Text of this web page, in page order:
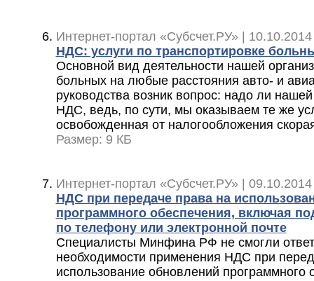
Интернет-портал «Субсчет.РУ» |
НДС: услуги по транспортировке
Основной вид деятельности нашей
больных на любые расстояния авто- и
руководства возник вопрос: надо ли
НДС, ведь, по сути, мы оказываем те же
освобожденная от налогообложения
Размер: 9 КБ
Интернет-портал «Субсчет.РУ» |
НДС при передаче права на
программного обеспечения, включая
по телефону или электронной почте
Специалисты Минфина РФ не смогли
необходимости применения НДС при
использование обновлений программного